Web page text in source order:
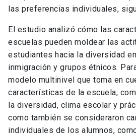
las preferencias individuales,
El estudio analizó cómo las
escuelas pueden moldear las
estudiantes hacia la diversidad
inmigración y grupos étnicos.
modelo multinivel que toma en
características de la escuela,
la diversidad, clima escolar y
como también se consideraron
individuales de los alumnos,